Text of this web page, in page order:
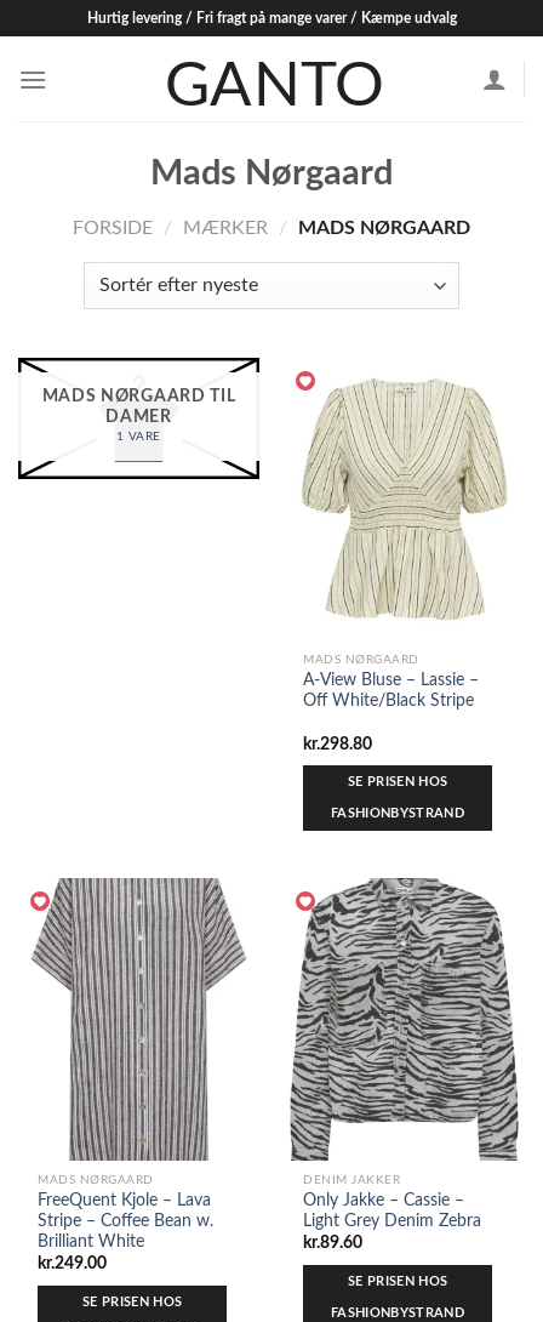
content
Hurtig levering / Fri fragt på mange varer / Kæmpe udvalg
Mads Nørgaard
FORSIDE / MÆRKER / MADS NØRGAARD
MADS NØRGAARD TIL
DAMER
1 VARE
MADS NØRGAARD
A-View Bluse – Lassie –
Off White/Black Stripe
kr.298.80
SE PRISEN HOS
FASHIONBYSTRAND
MADS NØRGAARD
FreeQuent Kjole – Lava
Stripe – Coffee Bean w.
Brilliant White
kr.249.00
SE PRISEN HOS
DENIM JAKKER
Only Jakke – Cassie –
Light Grey Denim Zebra
kr.89.60
SE PRISEN HOS
FASHIONBYSTRAND